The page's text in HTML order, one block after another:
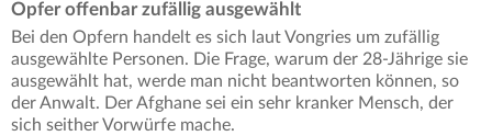
Opfer offenbar zufällig ausgewählt
Bei den Opfern handelt es sich laut Vongries um zufällig
ausgewählte Personen. Die Frage, warum der 28-Jährige sie
ausgewählt hat, werde man nicht beantworten können, so
der Anwalt. Der Afghane sei ein sehr kranker Mensch, der
sich seither Vorwürfe mache.